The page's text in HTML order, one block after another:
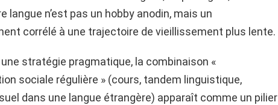
langue n’est pas un hobby anodin, mais un
corrélé à une trajectoire de vieillissement plus lente.
stratégie pragmatique, la combinaison «
sociale régulière » (cours, tandem linguistique,
dans une langue étrangère) apparaît comme un pilier